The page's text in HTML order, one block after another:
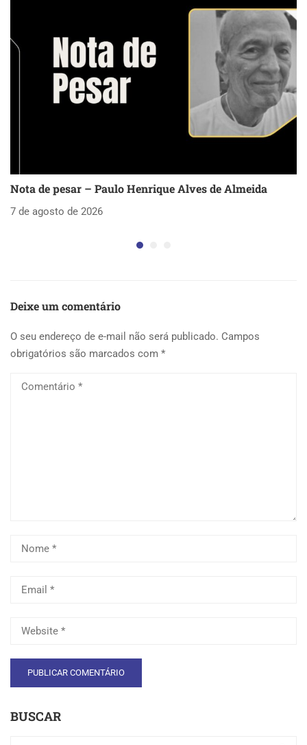
Nota de pesar – Paulo Henrique Alves de Almeida
7 de agosto de 2026
Deixe um comentário
O seu endereço de e-mail não será publicado. Campos
obrigatórios são marcados com *
BUSCAR